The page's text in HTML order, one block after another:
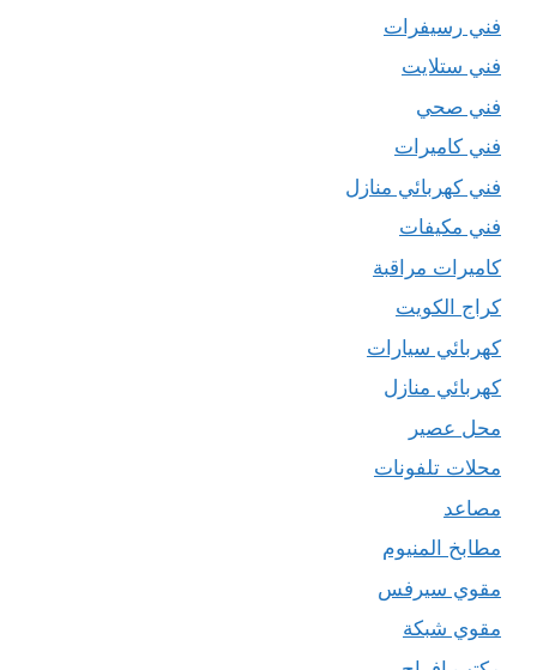
فني رسيفرات
فني ستلايت
فني صحي
فني كاميرات
فني كهربائي منازل
فني مكيفات
كاميرات مراقبة
كراج الكويت
كهربائي سيارات
كهربائي منازل
محل عصير
محلات تلفونات
مصاعد
مطابخ المنيوم
مقوي سيرفس
مقوي شبكة